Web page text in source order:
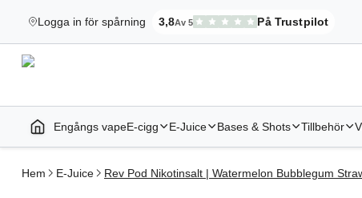
Logga in för spårning
Elekcig.se Har
3,8Av 5 På Trustpilot
,3 071 Recensioner
Startsida | Vapes
Engångs vapeE-cigg E-Juice Bases & Shots Tillbehör
Hem E-Juice Rev Pod Nikotinsalt | Watermelon Bubblegum